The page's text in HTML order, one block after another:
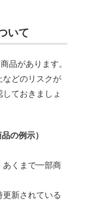
いて
品があります。
などのリスクが
ておきましょ
の例示）
くまで一部商
新されている